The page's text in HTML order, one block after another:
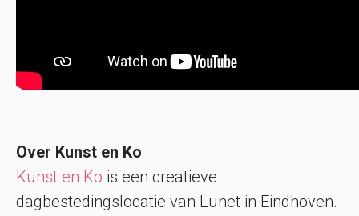
Over Kunst en Ko
Kunst en Ko is een creatieve
dagbestedingslocatie van Lunet in Eindhoven.